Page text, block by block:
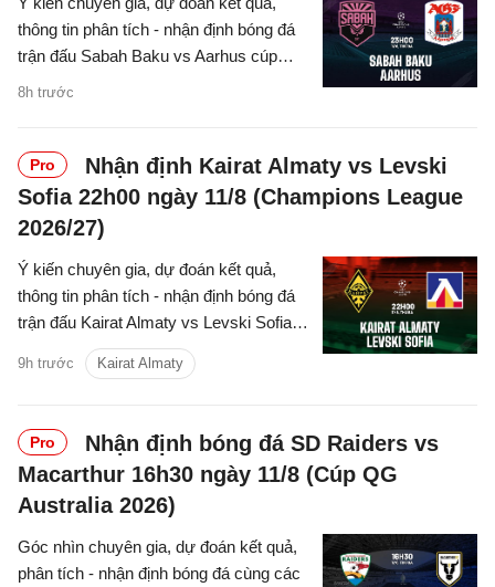
thông tin phân tích - nhận định bóng đá
trận đấu Sabah Baku vs Aarhus cúp
C1/UEFA Champions League 2026/27
8h trước
Pro
Nhận định Kairat Almaty vs Levski
Sofia 22h00 ngày 11/8 (Champions League
2026/27)
Ý kiến chuyên gia, dự đoán kết quả,
thông tin phân tích - nhận định bóng đá
trận đấu Kairat Almaty vs Levski Sofia
cúp C1/UEFA Champions League
2026/27 hôm nay.
9h trước Kairat Almaty
Pro
Nhận định bóng đá SD Raiders vs
Macarthur 16h30 ngày 11/8 (Cúp QG
Australia 2026)
Góc nhìn chuyên gia, dự đoán kết quả,
phân tích - nhận định bóng đá cùng các